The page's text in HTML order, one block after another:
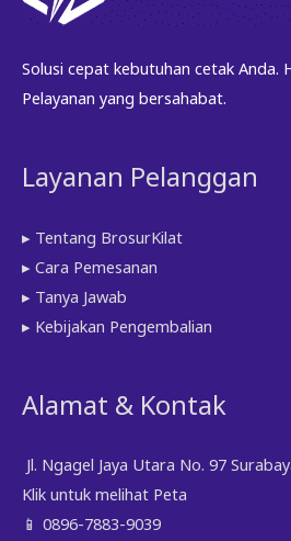
di
produk
Solusi cepat kebutuhan cetak Anda.
Pelayanan yang bersahabat.
Layanan Pelanggan
▸ Tentang BrosurKilat
▸ Cara Pemesanan
▸ Tanya Jawab
▸ Kebijakan Pengembalian
Alamat & Kontak
Jl. Ngagel Jaya Utara No. 97
Klik untuk melihat Peta
📱 0896-7883-9039